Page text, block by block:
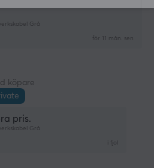
Grå
för 11 mån. sen
köpare
pris.
Grå